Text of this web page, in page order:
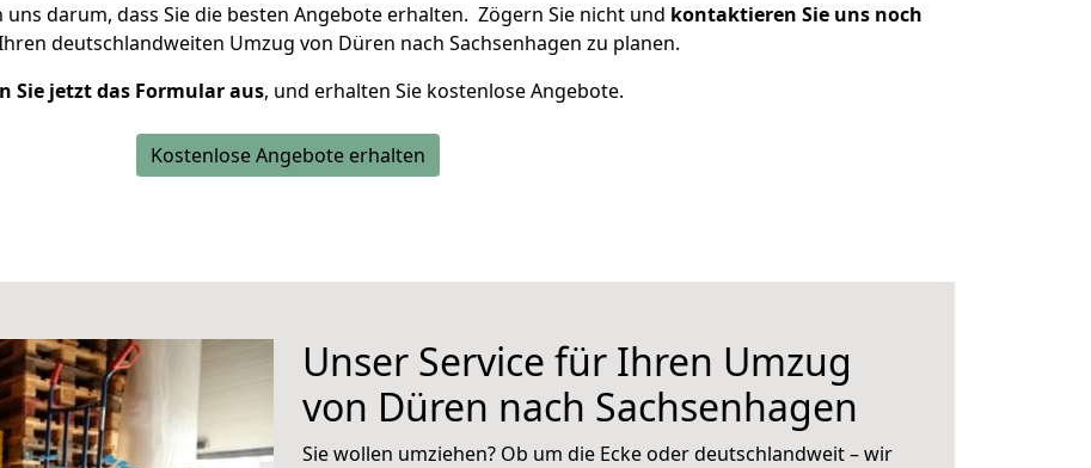
darum, dass Sie die besten Angebote erhalten. Zögern Sie nicht und kontaktieren Sie uns noch
deutschlandweiten Umzug von Düren nach Sachsenhagen zu planen.
Sie jetzt das Formular aus, und erhalten Sie kostenlose Angebote.
Kostenlose Angebote erhalten
Unser Service für Ihren Umzug
von Düren nach Sachsenhagen
Sie wollen umziehen? Ob um die Ecke oder deutschlandweit – wir